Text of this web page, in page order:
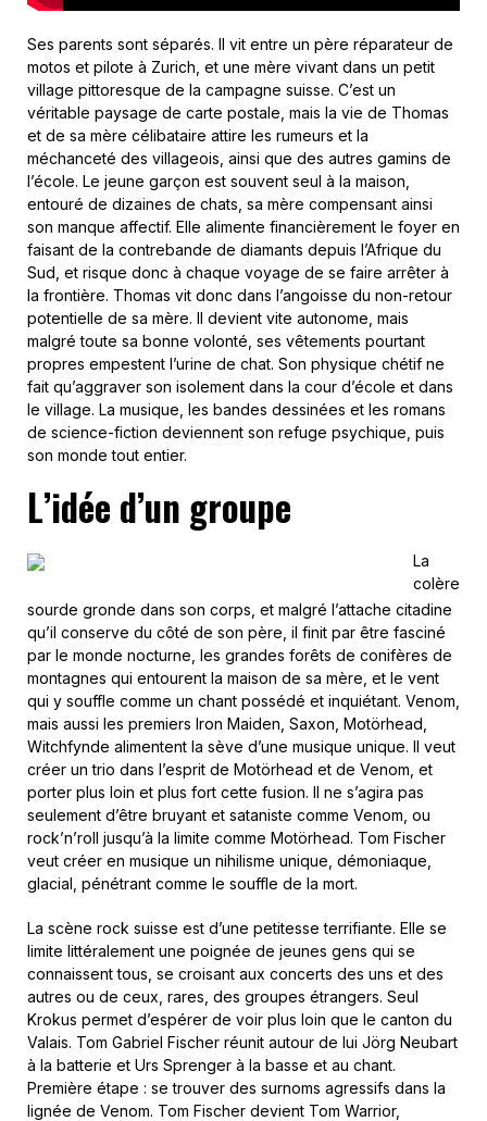
Ses parents sont séparés. Il vit entre un père réparateur de
motos et pilote à Zurich, et une mère vivant dans un petit
village pittoresque de la campagne suisse. C’est un
véritable paysage de carte postale, mais la vie de Thomas
et de sa mère célibataire attire les rumeurs et la
méchanceté des villageois, ainsi que des autres gamins de
l’école. Le jeune garçon est souvent seul à la maison,
entouré de dizaines de chats, sa mère compensant ainsi
son manque affectif. Elle alimente financièrement le foyer en
faisant de la contrebande de diamants depuis l’Afrique du
Sud, et risque donc à chaque voyage de se faire arrêter à
la frontière. Thomas vit donc dans l’angoisse du non-retour
potentielle de sa mère. Il devient vite autonome, mais
malgré toute sa bonne volonté, ses vêtements pourtant
propres empestent l’urine de chat. Son physique chétif ne
fait qu’aggraver son isolement dans la cour d’école et dans
le village. La musique, les bandes dessinées et les romans
de science-fiction deviennent son refuge psychique, puis
son monde tout entier.
L’idée d’un groupe
La
colère
sourde gronde dans son corps, et malgré l’attache citadine
qu’il conserve du côté de son père, il finit par être fasciné
par le monde nocturne, les grandes forêts de conifères de
montagnes qui entourent la maison de sa mère, et le vent
qui y souffle comme un chant possédé et inquiétant. Venom,
mais aussi les premiers Iron Maiden, Saxon, Motörhead,
Witchfynde alimentent la sève d’une musique unique. Il veut
créer un trio dans l’esprit de Motörhead et de Venom, et
porter plus loin et plus fort cette fusion. Il ne s’agira pas
seulement d’être bruyant et sataniste comme Venom, ou
rock’n’roll jusqu’à la limite comme Motörhead. Tom Fischer
veut créer en musique un nihilisme unique, démoniaque,
glacial, pénétrant comme le souffle de la mort.
La scène rock suisse est d’une petitesse terrifiante. Elle se
limite littéralement une poignée de jeunes gens qui se
connaissent tous, se croisant aux concerts des uns et des
autres ou de ceux, rares, des groupes étrangers. Seul
Krokus permet d’espérer de voir plus loin que le canton du
Valais. Tom Gabriel Fischer réunit autour de lui Jörg Neubart
à la batterie et Urs Sprenger à la basse et au chant.
Première étape : se trouver des surnoms agressifs dans la
lignée de Venom. Tom Fischer devient Tom Warrior,